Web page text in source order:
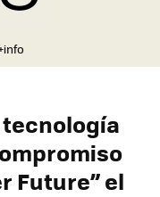
tecnología
Future” el